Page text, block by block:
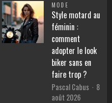
MODE
Style motard au
féminin :
comment
adopter le look
biker sans en
faire trop ?
Pascal Cabus
8
août 2026